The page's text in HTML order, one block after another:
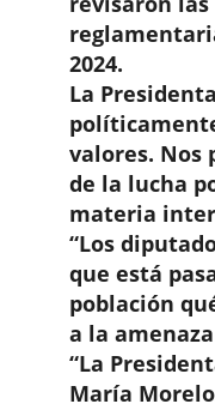
2024.
La
valores. Nos
de la lucha
materia
“Los
que está
población
a la
“La
María